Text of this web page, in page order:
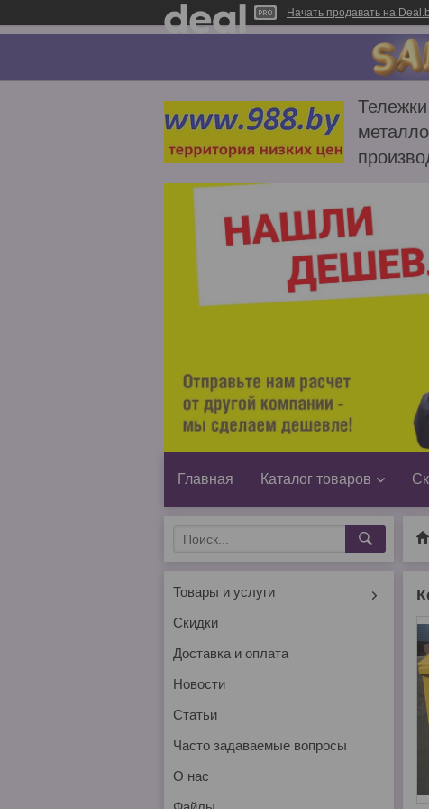
Начать продавать на
Главная Каталог товаров
Товары и услуги
Скидки
Доставка и оплата
Новости
Статьи
Часто задаваемые вопросы
О нас